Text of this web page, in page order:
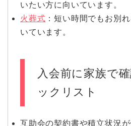
いたい方に向いています。
火葬式 ：短い時間でもお別
いています。
入会前に家族で
ックリスト
互助会の契約書や積立状況